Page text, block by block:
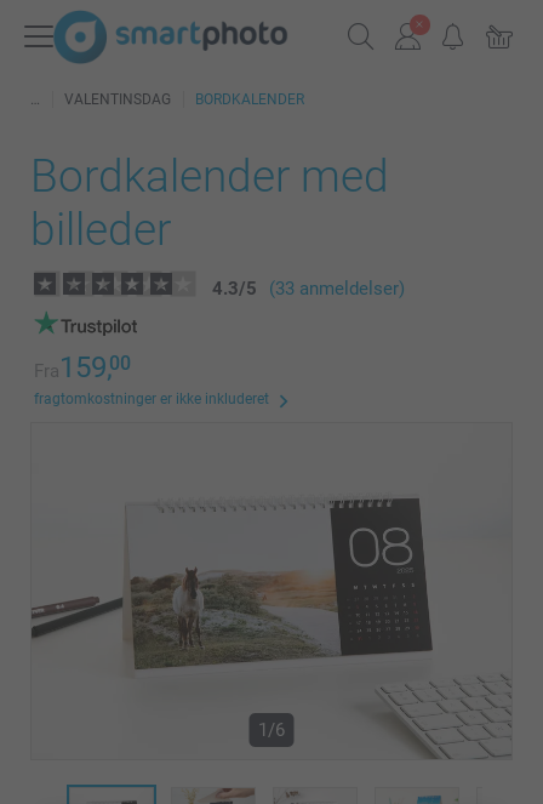
VALENTINSDAG BORDKALENDER
Bordkalender med
billeder
4.3/5 (33 anmeldelser)
Fra159,00
fragtomkostninger er ikke inkluderet
1/6